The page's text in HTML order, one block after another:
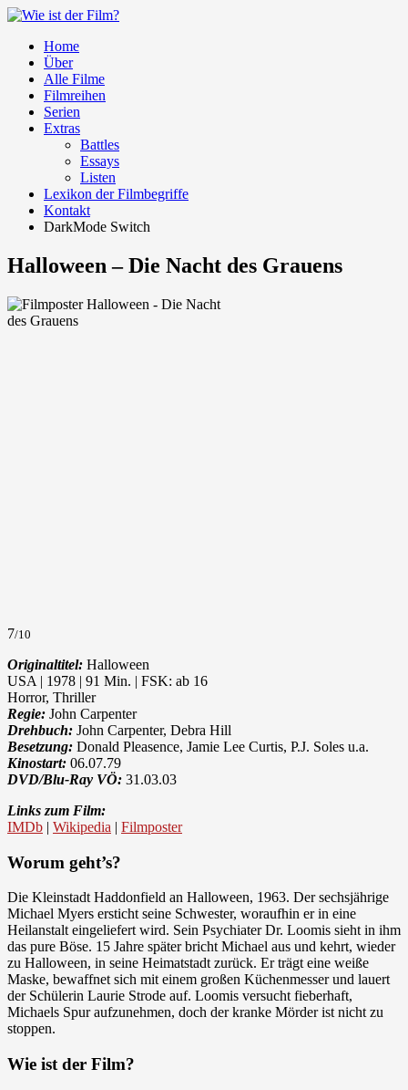
Home
Über
Alle Filme
Filmreihen
Serien
Extras
Battles
Essays
Listen
Lexikon der Filmbegriffe
Kontakt
DarkMode Switch
Halloween – Die Nacht des Grauens
7/10
Originaltitel: Halloween
USA | 1978 | 91 Min. | FSK: ab 16
Horror, Thriller
Regie: John Carpenter
Drehbuch: John Carpenter, Debra Hill
Besetzung: Donald Pleasence, Jamie Lee Curtis, P.J. Soles u.a.
Kinostart: 06.07.79
DVD/Blu-Ray VÖ: 31.03.03
Links zum Film:
IMDb | Wikipedia | Filmposter
Worum geht’s?
Die Kleinstadt Haddonfield an Halloween, 1963. Der sechsjährige
Michael Myers ersticht seine Schwester, woraufhin er in eine
Heilanstalt eingeliefert wird. Sein Psychiater Dr. Loomis sieht in ihm
das pure Böse. 15 Jahre später bricht Michael aus und kehrt, wieder
zu Halloween, in seine Heimatstadt zurück. Er trägt eine weiße
Maske, bewaffnet sich mit einem großen Küchenmesser und lauert
der Schülerin Laurie Strode auf. Loomis versucht fieberhaft,
Michaels Spur aufzunehmen, doch der kranke Mörder ist nicht zu
stoppen.
Wie ist der Film?